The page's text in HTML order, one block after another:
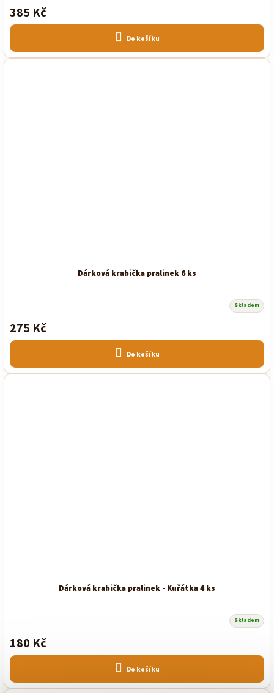
385 Kč
Do košíku
Dárková krabička pralinek 6 ks
Skladem
275 Kč
Do košíku
Dárková krabička pralinek - Kuřátka 4 ks
Skladem
180 Kč
Do košíku